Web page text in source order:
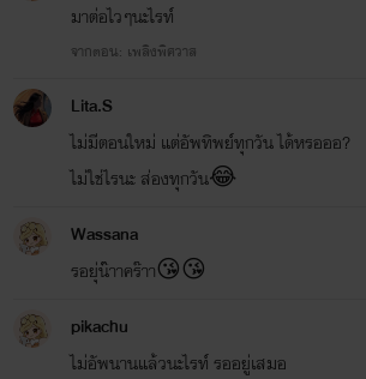
มาต่อไวๆนะไรท์
จากตอน: เพลิงพิศวาส
Lita.S
ไม่มีตอนใหม่ แต่อัพทิพย์ทุกวัน ได้หรอออ?
ไม่ใช่ไรนะ ส่องทุกวัน😂
Wassana
รอยุ่น๊าาคร๊าา😘😘
pikachu
ไม่อัพนานแล้วนะไรท์ รออยู่เสมอ